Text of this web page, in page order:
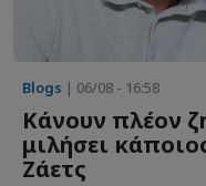
Blogs | 06/08 - 16:58
Κάνουν πλέον
μιλήσει
Ζάετς